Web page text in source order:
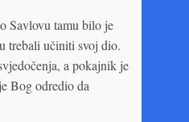
Savlovu tamu bilo je
trebali učiniti svoj dio.
a pokajnik je
Bog odredio da